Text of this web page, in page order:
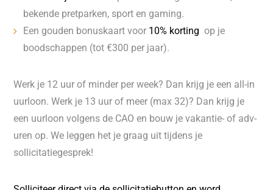
bekende pretparken, sport en gaming.
Een gouden bonuskaart voor 10% korting op je
boodschappen (tot €300 per jaar).
Werk je 12 uur of minder per week? Dan krijg je een all-in
uurloon. Werk je 13 uur of meer (max 32)? Dan krijg je
een uurloon volgens de CAO en bouw je vakantie- of adv-
uren op. We leggen het je graag uit tijdens je
sollicitatiegesprek!